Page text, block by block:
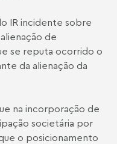
IR incidente sobre
de
se reputa ocorrido o
da alienação da
na incorporação de
societária por
o posicionamento